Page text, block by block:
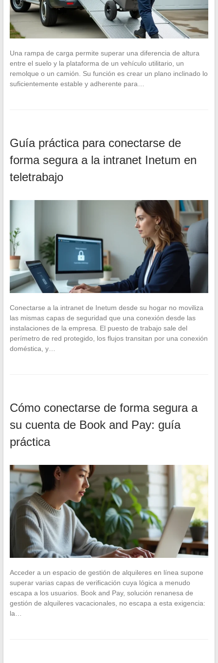
Una rampa de carga permite superar una diferencia de altura
entre el suelo y la plataforma de un vehículo utilitario, un
remolque o un camión. Su función es crear un plano inclinado lo
suficientemente estable y adherente para…
Guía práctica para conectarse de
forma segura a la intranet Inetum en
teletrabajo
Conectarse a la intranet de Inetum desde su hogar no moviliza
las mismas capas de seguridad que una conexión desde las
instalaciones de la empresa. El puesto de trabajo sale del
perímetro de red protegido, los flujos transitan por una conexión
doméstica, y…
Cómo conectarse de forma segura a
su cuenta de Book and Pay: guía
práctica
Acceder a un espacio de gestión de alquileres en línea supone
superar varias capas de verificación cuya lógica a menudo
escapa a los usuarios. Book and Pay, solución renanesa de
gestión de alquileres vacacionales, no escapa a esta exigencia:
la…